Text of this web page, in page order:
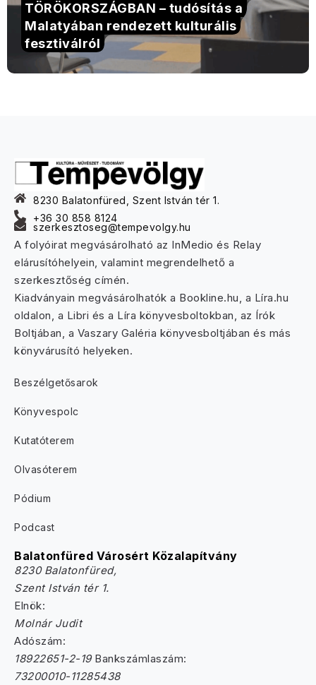
TÖRÖKORSZÁGBAN – tudósítás a
Malatyában rendezett kulturális
fesztiválról
8230 Balatonfüred, Szent István tér 1.
+36 30 858 8124
szerkesztoseg@tempevolgy.hu
A folyóirat megvásárolható az InMedio és Relay
elárusítóhelyein, valamint megrendelhető a
szerkesztőség címén.
Kiadványain megvásárolhatók a Bookline.hu, a Líra.hu
oldalon, a Libri és a Líra könyvesboltokban, az Írók
Boltjában, a Vaszary Galéria könyvesboltjában és más
könyvárusító helyeken.
Beszélgetősarok
Könyvespolc
Kutatóterem
Olvasóterem
Pódium
Podcast
Balatonfüred Városért Közalapítvány
8230 Balatonfüred,
Szent István tér 1.
Elnök:
Molnár Judit
Adószám:
18922651-2-19Bankszámlaszám:
73200010-11285438